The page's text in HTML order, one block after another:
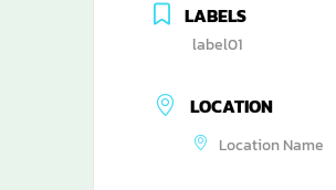
LABELS
label01
LOCATION
Location Name